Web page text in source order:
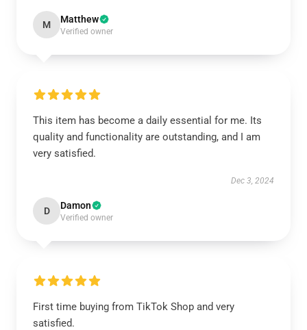
M Matthew
Verified owner
This item has become a daily essential for me. Its
quality and functionality are outstanding, and I am
very satisfied.
Dec 3, 2024
D Damon
Verified owner
First time buying from TikTok Shop and very
satisfied.